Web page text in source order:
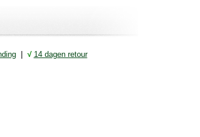
| √ 14 dagen retour